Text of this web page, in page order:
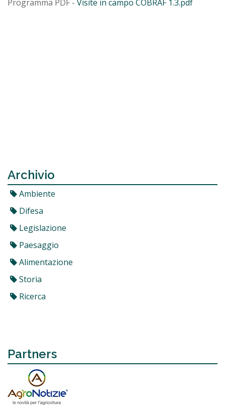
Programma PDF - Visite in campo COBRAF 1.3.pdf
Archivio
Ambiente
Difesa
Legislazione
Paesaggio
Alimentazione
Storia
Ricerca
Partners